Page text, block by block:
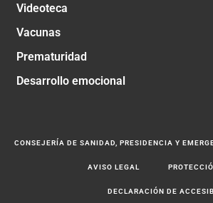
Videoteca
Vacunas
Prematuridad
Desarrollo emocional
CONSEJERÍA DE SANIDAD, PRESIDENCIA Y
AVISO LEGAL
DECLARACIÓN DE